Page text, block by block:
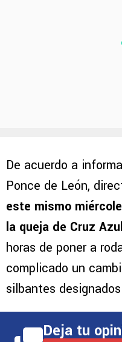
De acuerdo a
Ponce de León,
este mismo
la queja de Cruz Azul
horas de poner a
complicado un
silbantes
Deja tu